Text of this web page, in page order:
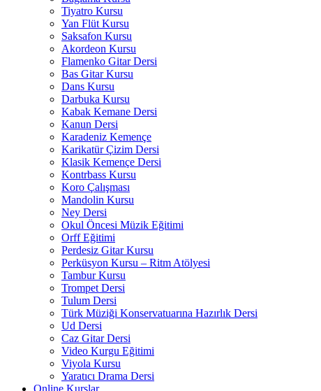
Tiyatro Kursu
Yan Flüt Kursu
Saksafon Kursu
Akordeon Kursu
Flamenko Gitar Dersi
Bas Gitar Kursu
Dans Kursu
Darbuka Kursu
Kabak Kemane Dersi
Kanun Dersi
Karadeniz Kemençe
Karikatür Çizim Dersi
Klasik Kemençe Dersi
Kontrbass Kursu
Koro Çalışması
Mandolin Kursu
Ney Dersi
Okul Öncesi Müzik Eğitimi
Orff Eğitimi
Perdesiz Gitar Kursu
Perküsyon Kursu – Ritm Atölyesi
Tambur Kursu
Trompet Dersi
Tulum Dersi
Türk Müziği Konservatuarına Hazırlık Dersi
Ud Dersi
Caz Gitar Dersi
Video Kurgu Eğitimi
Viyola Kursu
Yaratıcı Drama Dersi
Online Kurslar